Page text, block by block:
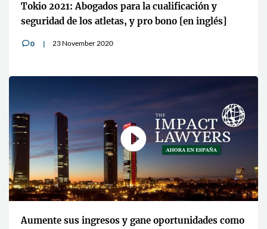
Tokio 2021: Abogados para la cualificación y
seguridad de los atletas, y pro bono [en inglés]
v0 23 November 2020
Aumente sus ingresos y gane oportunidades como